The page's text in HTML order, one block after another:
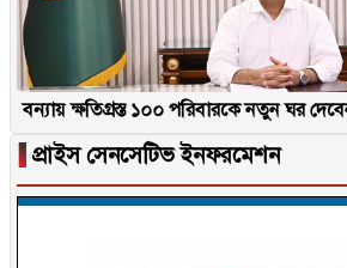
বন্যায় ক্ষতিগ্রস্ত ১০০ পরিবারকে নতুন ঘর দেবেন
▐ প্রাইস সেনসেটিভ ইনফরমেশন